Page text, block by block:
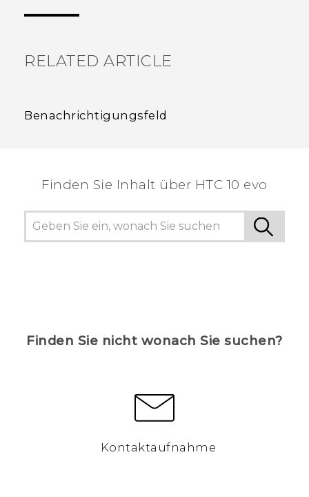
RELATED ARTICLE
Benachrichtigungsfeld
Finden Sie Inhalt über‎ HTC 10 evo
Finden Sie nicht wonach Sie suchen?
Kontaktaufnahme